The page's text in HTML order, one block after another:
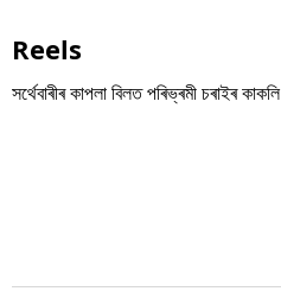
Reels
সৰ্থেবাৰীৰ কাপলা বিলত পৰিভ্ৰমী চৰাইৰ কাকলি